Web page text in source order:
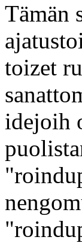
Tämän
toizet
idejoih